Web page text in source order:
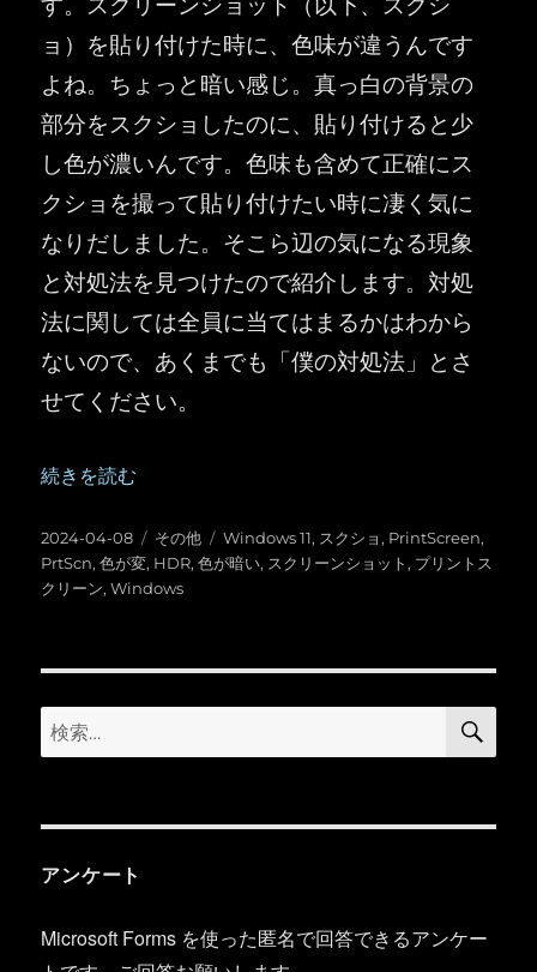
ョ）を貼り付けた時に、色味が違うんです
よね。ちょっと暗い感じ。真っ白の背景の
部分をスクショしたのに、貼り付けると少
し色が濃いんです。色味も含めて正確にス
クショを撮って貼り付けたい時に凄く気に
なりだしました。そこら辺の気になる現象
と対処法を見つけたので紹介します。対処
法に関しては全員に当てはまるかはわから
ないので、あくまでも「僕の対処法」とさ
せてください。
“Windows ：スクリーンショット ( PrintScreen) の色味が
続きを読む
投
稿
日:
2024-04-08
カ
テ
ゴ
その他
タ
グ
Windows 11, スクショ, PrintScreen,
PrtScn,色が変, HDR,色が暗い, スクリーンショット, プリントス
クリーン,Windows
検
索:
検
アンケート
Microsoft Forms を使った匿名で回答できるアンケー